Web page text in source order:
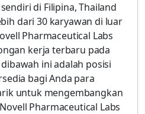
di Filipina, Thailand
dari 30 karyawan di luar
Pharmaceutical Labs
kerja terbaru pada
ini adalah posisi
bagi Anda para
untuk mengembangkan
Pharmaceutical Labs